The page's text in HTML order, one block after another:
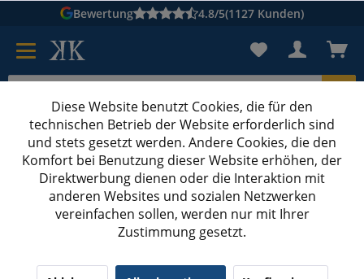
Bewertung 4.8/5(1127 Kunden)
Karton suchen
Kartons bedruckenKartons nach Maß
Textil-Umreifungsset gewebt
Textil gewebt Umreifungsset 16 mm 850 m
Diese Website benutzt Cookies, die für den
technischen Betrieb der Website erforderlich sind
und stets gesetzt werden. Andere Cookies, die den
Komfort bei Benutzung dieser Website erhöhen, der
Direktwerbung dienen oder die Interaktion mit
anderen Websites und sozialen Netzwerken
vereinfachen sollen, werden nur mit Ihrer
Zustimmung gesetzt.